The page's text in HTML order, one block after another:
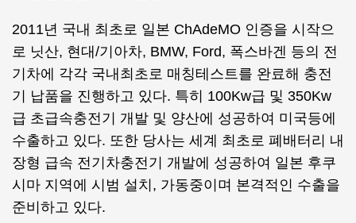
2011년 국내 최초로 일본 ChAdeMO 인증을 시작으
로 닛산, 현대/기아차, BMW, Ford, 폭스바겐 등의 전
기차에 각각 국내최초로 매칭테스트를 완료해 충전
기 납품을 진행하고 있다. 특히 100Kw급 및 350Kw
급 초급속충전기 개발 및 양산에 성공하여 미국등에
수출하고 있다. 또한 당사는 세계 최초로 폐배터리 내
장형 급속 전기차충전기 개발에 성공하여 일본 후쿠
시마 지역에 시범 설치, 가동중이며 본격적인 수출을
준비하고 있다.